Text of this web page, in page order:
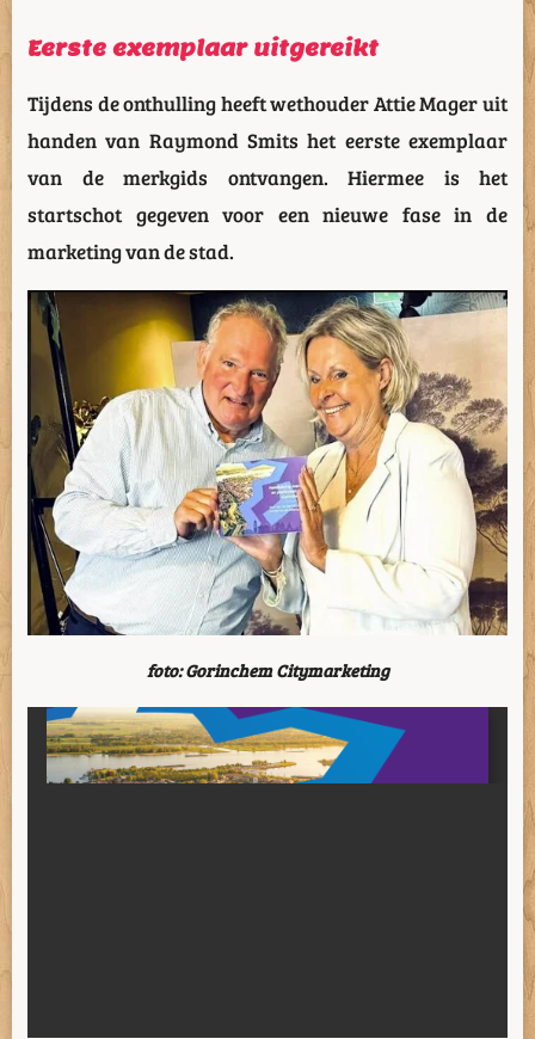
Eerste exemplaar uitgereikt
Tijdens de onthulling heeft wethouder Attie Mager uit
handen van Raymond Smits het eerste exemplaar
van de merkgids ontvangen. Hiermee is het
startschot gegeven voor een nieuwe fase in de
marketing van de stad.
foto: Gorinchem Citymarketing